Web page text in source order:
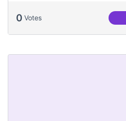
0 Votes